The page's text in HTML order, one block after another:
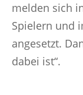
melden sich
Spielern und
angesetzt.
dabei ist“.